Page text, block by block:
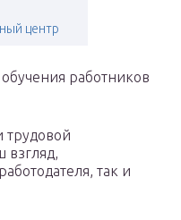
центр
работников
трудовой
взгляд,
так и